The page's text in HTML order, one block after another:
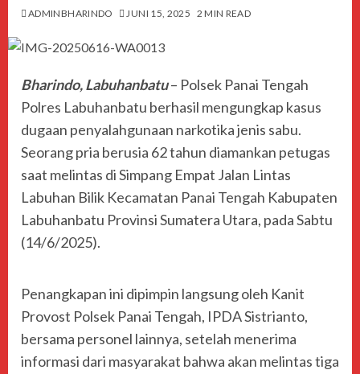
ADMINBHARINDO JUNI 15, 2025 2 MIN READ
Bharindo, Labuhanbatu– Polsek Panai Tengah
Polres Labuhanbatu berhasil mengungkap kasus
dugaan penyalahgunaan narkotika jenis sabu.
Seorang pria berusia 62 tahun diamankan petugas
saat melintas di Simpang Empat Jalan Lintas
Labuhan Bilik Kecamatan Panai Tengah Kabupaten
Labuhanbatu Provinsi Sumatera Utara, pada Sabtu
(14/6/2025).
Penangkapan ini dipimpin langsung oleh Kanit
Provost Polsek Panai Tengah, IPDA Sistrianto,
bersama personel lainnya, setelah menerima
informasi dari masyarakat bahwa akan melintas tiga